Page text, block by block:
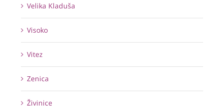
Velika Kladuša
Visoko
Vitez
Zenica
Živinice